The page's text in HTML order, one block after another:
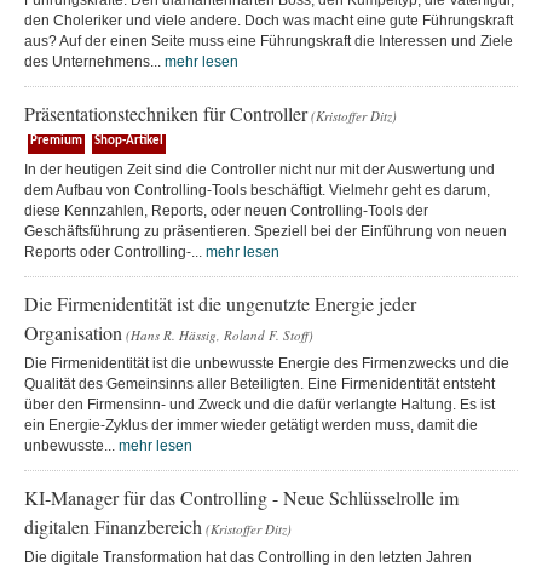
den Choleriker und viele andere. Doch was macht eine gute Führungskraft
aus? Auf der einen Seite muss eine Führungskraft die Interessen und Ziele
des Unternehmens... mehr lesen
Präsentationstechniken für Controller (Kristoffer Ditz)
Premium Shop-Artikel
In der heutigen Zeit sind die Controller nicht nur mit der Auswertung und
dem Aufbau von Controlling-Tools beschäftigt. Vielmehr geht es darum,
diese Kennzahlen, Reports, oder neuen Controlling-Tools der
Geschäftsführung zu präsentieren. Speziell bei der Einführung von neuen
Reports oder Controlling-... mehr lesen
Die Firmenidentität ist die ungenutzte Energie jeder
Organisation (Hans R. Hässig, Roland F. Stoff)
Die Firmenidentität ist die unbewusste Energie des Firmenzwecks und die
Qualität des Gemeinsinns aller Beteiligten. Eine Firmenidentität entsteht
über den Firmensinn- und Zweck und die dafür verlangte Haltung. Es ist
ein Energie-Zyklus der immer wieder getätigt werden muss, damit die
unbewusste... mehr lesen
KI-Manager für das Controlling - Neue Schlüsselrolle im
digitalen Finanzbereich (Kristoffer Ditz)
Die digitale Transformation hat das Controlling in den letzten Jahren